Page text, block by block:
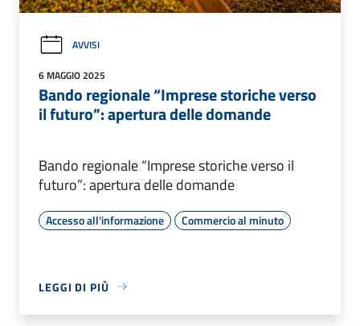
AVVISI
6 MAGGIO 2025
Bando regionale “Imprese storiche verso
il futuro”: apertura delle domande
Bando regionale “Imprese storiche verso il
futuro”: apertura delle domande
Accesso all'informazione Commercio al minuto
LEGGI DI PIÙ